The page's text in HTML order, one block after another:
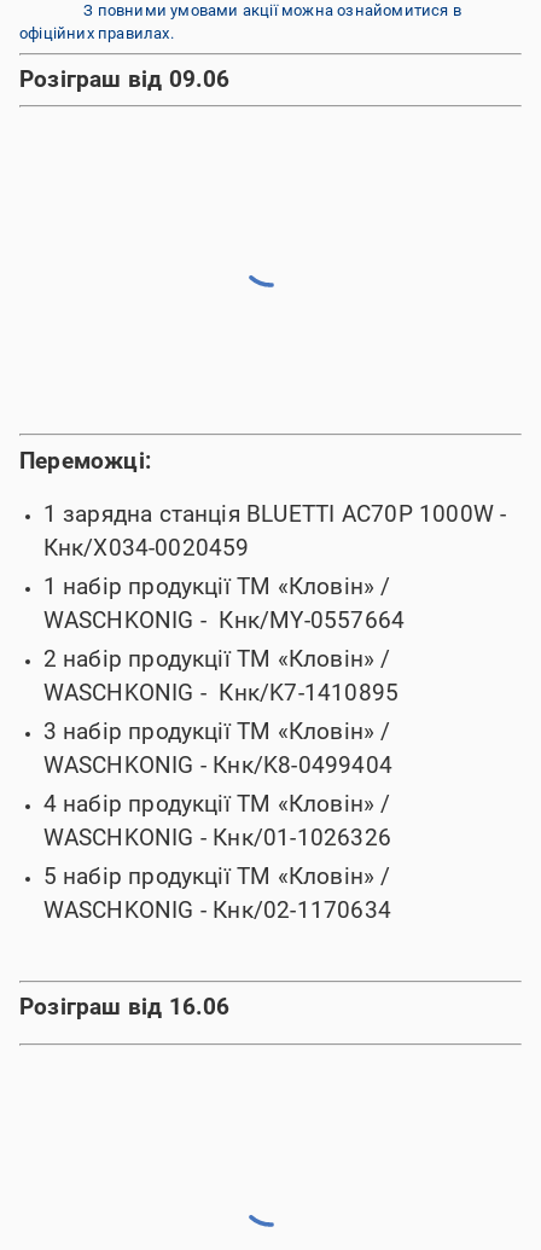
З повними умовами акції можна ознайомитися в
офіційних правилах.
Розіграш від 09.06
Переможці:
1 зарядна станція BLUETTI AC70P 1000W -
Кнк/X034-0020459
1 набір продукції ТМ «Кловін» /
WASCHKONIG - Кнк/MY-0557664
2 набір продукції ТМ «Кловін» /
WASCHKONIG - Кнк/K7-1410895
3 набір продукції ТМ «Кловін» /
WASCHKONIG - Кнк/K8-0499404
4 набір продукції ТМ «Кловін» /
WASCHKONIG - Кнк/01-1026326
5 набір продукції ТМ «Кловін» /
WASCHKONIG - Кнк/02-1170634
Розіграш від 16.06